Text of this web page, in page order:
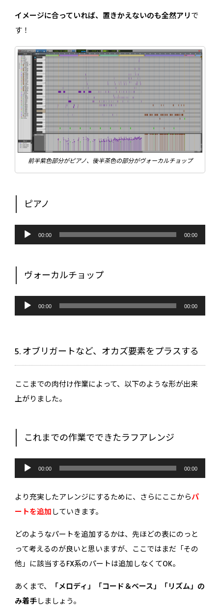
イメージに合っていれば、置きかえないのも全然アリで
す！
前半紫色部分がピアノ、後半茶色の部分がヴォーカルチョップ
ピアノ
音
プ
ヤ
00:00 00:00
ヴォーカルチョップ
音
プ
00:00 00:00
5. オブリガートなど、オカズ要素をプラスする
ここまでの肉付け作業によって、以下のような形が出来
上がりました。
これまでの作業でできたラフアレンジ
音
プ
ヤ
00:00 00:00
より充実したアレンジにするために、さらにここからパ
ートを追加していきます。
どのようなパートを追加するかは、先ほどの表にのっと
って考えるのが良いと思いますが、ここではまだ「その
他」に該当するFX系のパートは追加しなくてOK。
あくまで、
「メロディ」「コード＆ベース」「リズム」の
み着手しましょう。